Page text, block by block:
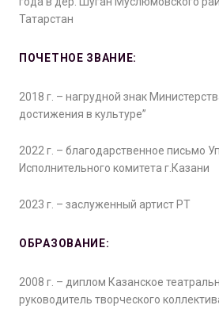
Татарстан
ПОЧЕТНОЕ ЗВАНИЕ:
2018 г. – нагрудной знак
достижения в культуре”
2022 г. – благодарственное письмо
Исполнительного комитета г.Казани
2023 г. – заслуженный артист РТ
ОБРАЗОВАНИЕ:
2008 г. – диплом Казанское
руководитель творческого